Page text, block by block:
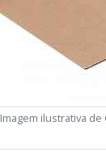
Imagem ilustrativa